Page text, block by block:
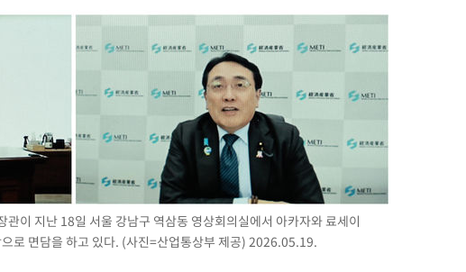
액
소
사망
뇨"-- CDC
압수수색
선관위 등 9곳
승 출발
이 지난 18일 서울 강남구 역삼동 영상회의실에서 아카자와 료세이
로 면담을 하고 있다. (사진=산업통상부 제공) 2026.05.19.